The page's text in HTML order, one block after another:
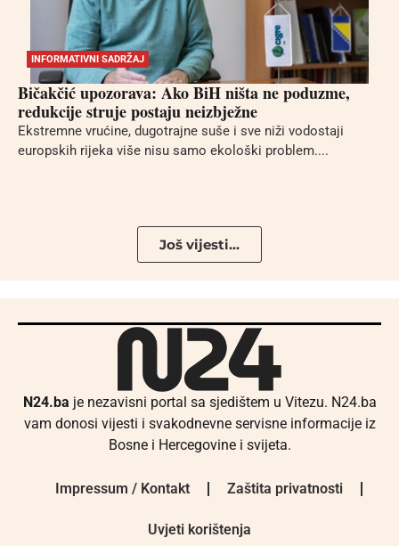
INFORMATIVNI SADRŽAJ
Bičakčić upozorava: Ako BiH ništa ne poduzme,
redukcije struje postaju neizbježne
Ekstremne vrućine, dugotrajne suše i sve niži vodostaji
europskih rijeka više nisu samo ekološki problem....
Još vijesti...
N24.ba je nezavisni portal sa sjedištem u Vitezu. N24.ba
vam donosi vijesti i svakodnevne servisne informacije iz
Bosne i Hercegovine i svijeta.
Impressum / Kontakt Zaštita privatnosti
Uvjeti korištenja